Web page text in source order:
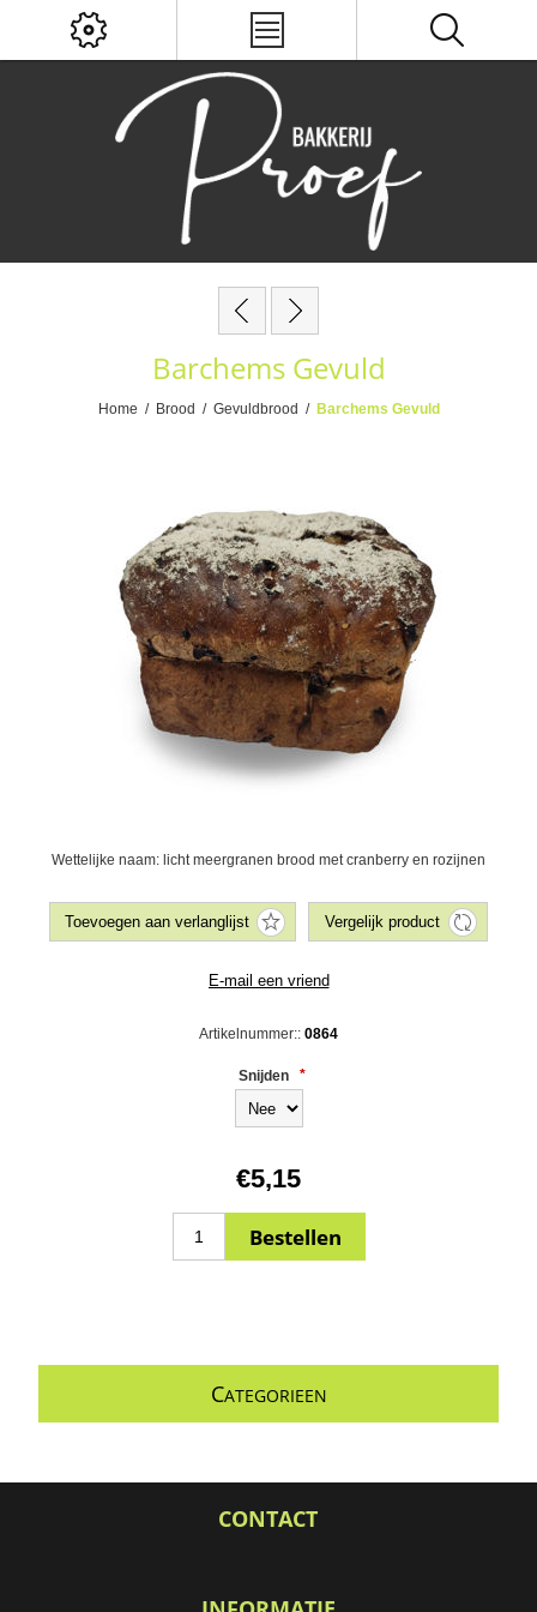
Barchems Gevuld
Home / Brood / Gevuldbrood / Barchems Gevuld
Wettelijke naam: licht meergranen brood met cranberry en rozijnen
Artikelnummer:: 0864
Snijden *
€5,15
CATEGORIEEN
CONTACT